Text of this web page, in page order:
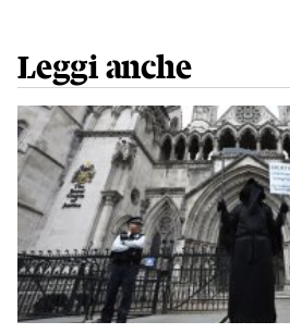
Leggi anche